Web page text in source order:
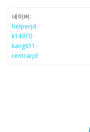
네이버:
helperjd ·
k14970 ·
kang611 ·
rentcarjd